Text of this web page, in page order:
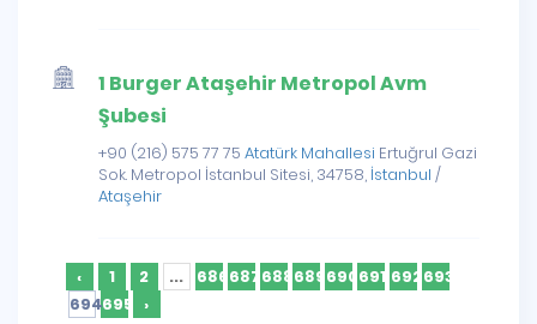
1 Burger Ataşehir Metropol Avm
Şubesi
+90 (216) 575 77 75 Atatürk Mahallesi Ertuğrul Gazi
Sok. Metropol İstanbul Sitesi, 34758, İstanbul /
Ataşehir
‹ 1 2 ... 686 687 688 689 690 691 692 693
694695 ›